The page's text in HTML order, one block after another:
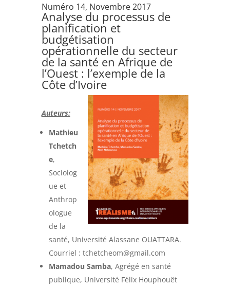
Numéro 14, Novembre 2017
Analyse du processus de
planification et
budgétisation
opérationnelle du secteur
de la santé en Afrique de
l’Ouest : l’exemple de la
Côte d’Ivoire
Auteurs:
Mathieu
Tchetch
e,
Sociolog
ue et
Anthrop
ologue
de la
santé, Université Alassane OUATTARA.
Courriel : tchetcheom@gmail.com
Mamadou Samba, Agrégé en santé
publique, Université Félix Houphouët